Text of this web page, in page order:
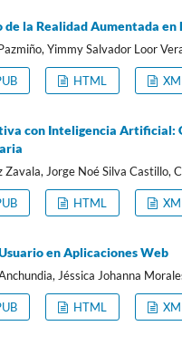
de la Realidad Aumentada
Yimmy Salvador Loor
HTML
con Inteligencia Artificial:
Jorge Noé Silva Castillo,
HTML
en Aplicaciones Web
Jéssica Johanna
HTML